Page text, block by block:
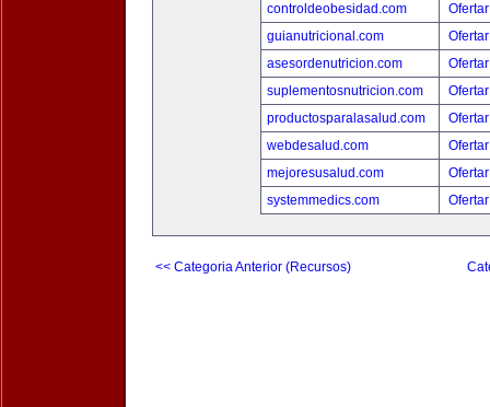
controldeobesidad.com
guianutricional.com
asesordenutricion.com
suplementosnutricion.com
productosparalasalud.com
webdesalud.com
mejoresusalud.com
systemmedics.com
<< Categoria Anterior (Recursos)